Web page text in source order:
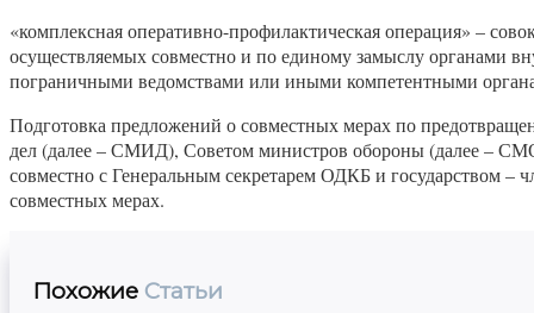
«комплексная оперативно-профилактическая операция» –
осуществляемых совместно и по единому замыслу органами
пограничными ведомствами или иными компетентными
Подготовка предложений о совместных мерах по
дел (далее – СМИД), Советом министров обороны (далее –
совместно с Генеральным секретарем ОДКБ и государством –
совместных мерах.
Похожие Статьи